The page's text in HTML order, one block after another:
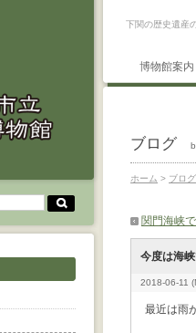
下関の歴史遺産
博物館案内
ブログ
ホーム > ブログ
関門海峡
今度は海
2018-06-11
最近は雨